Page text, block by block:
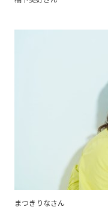
まつきりなさん